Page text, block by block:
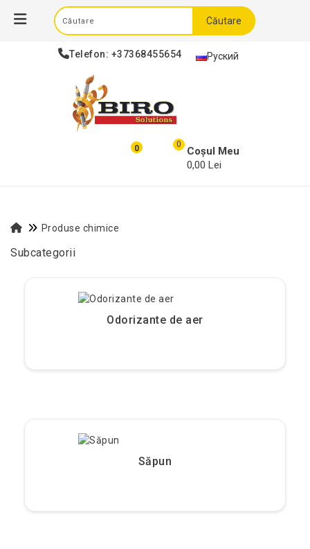
Telefon: +37368455654 Руский
Căutare
0 0
Coșul Meu
0,00 Lei
Produse chimice
Subcategorii
Odorizante de aer
Săpun